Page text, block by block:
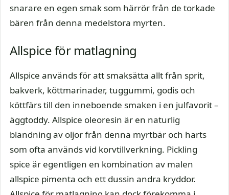
snarare en egen smak som härrör från de torkade
bären från denna medelstora myrten.
Allspice för matlagning
Allspice används för att smaksätta allt från sprit,
bakverk, köttmarinader, tuggummi, godis och
köttfärs till den inneboende smaken i en julfavorit –
äggtoddy. Allspice oleoresin är en naturlig
blandning av oljor från denna myrtbär och harts
som ofta används vid korvtillverkning. Pickling
spice är egentligen en kombination av malen
allspice pimenta och ett dussin andra kryddor.